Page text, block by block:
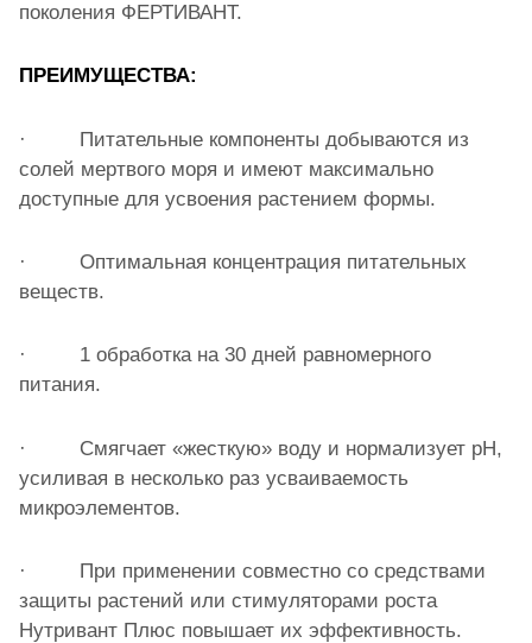
поколения ФЕРТИВАНТ.
ПРЕИМУЩЕСТВА:
· Питательные компоненты добываются из
солей мертвого моря и имеют максимально
доступные для усвоения растением формы.
· Оптимальная концентрация питательных
веществ.
· 1 обработка на 30 дней равномерного
питания.
· Смягчает «жесткую» воду и нормализует pH,
усиливая в несколько раз усваиваемость
микроэлементов.
· При применении совместно со средствами
защиты растений или стимуляторами роста
Нутривант Плюс повышает их эффективность.